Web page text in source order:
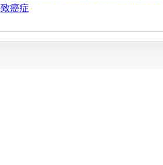
致癌症